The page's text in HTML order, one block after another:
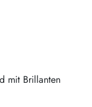
mit Brillanten